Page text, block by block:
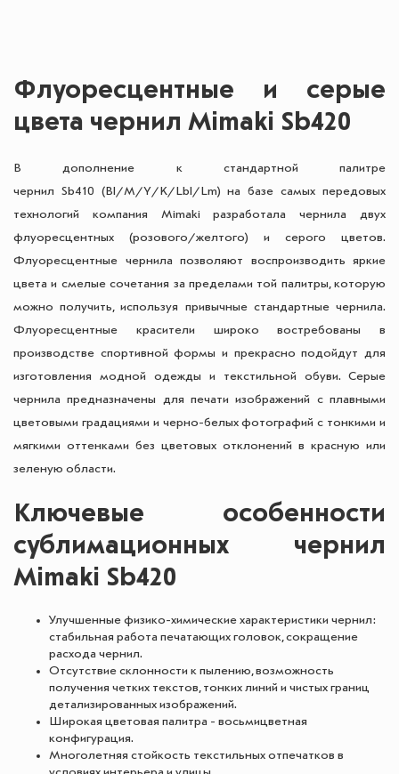
Флуоресцентные и серые
цвета чернил Mimaki Sb420
В дополнение к стандартной палитре
чернил Sb410 (Bl/M/Y/K/Lbl/Lm) на базе самых передовых
технологий компания Mimaki разработала чернила двух
флуоресцентных (розового/желтого) и серого цветов.
Флуоресцентные чернила позволяют воспроизводить яркие
цвета и смелые сочетания за пределами той палитры, которую
можно получить, используя привычные стандартные чернила.
Флуоресцентные красители широко востребованы в
производстве спортивной формы и прекрасно подойдут для
изготовления модной одежды и текстильной обуви. Серые
чернила предназначены для печати изображений с плавными
цветовыми градациями и черно-белых фотографий с тонкими и
мягкими оттенками без цветовых отклонений в красную или
зеленую области.
Ключевые особенности
сублимационных чернил
Mimaki Sb420
Улучшенные физико-химические характеристики чернил:
стабильная работа печатающих головок, сокращение
расхода чернил.
Отсутствие склонности к пылению, возможность
получения четких текстов, тонких линий и чистых границ
детализированных изображений.
Широкая цветовая палитра - восьмицветная
конфигурация.
Многолетняя стойкость текстильных отпечатков в